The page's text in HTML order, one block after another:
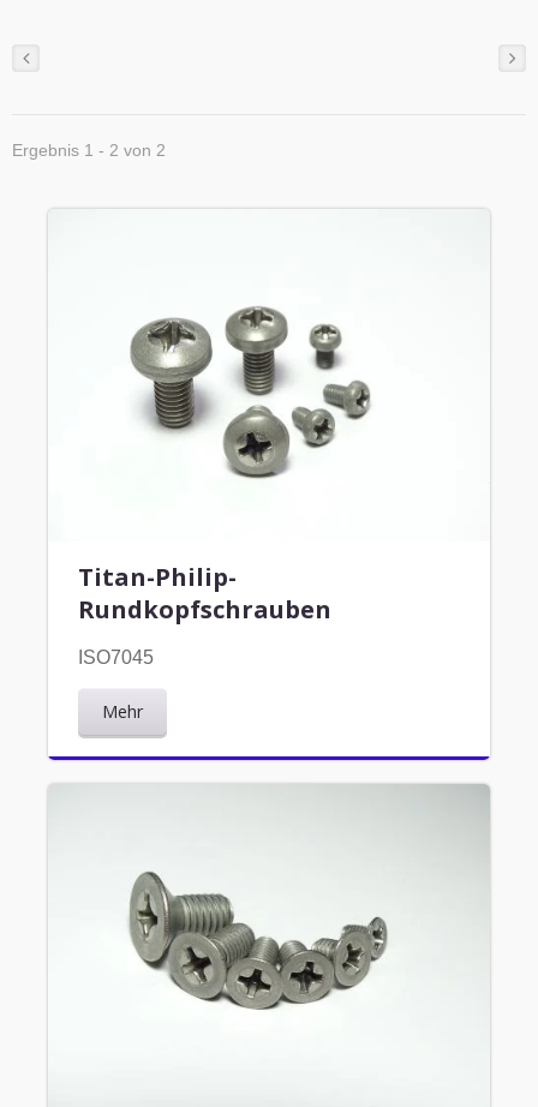
Ergebnis 1 - 2 von 2
Titan-Philip-
Rundkopfschrauben
ISO7045
Mehr